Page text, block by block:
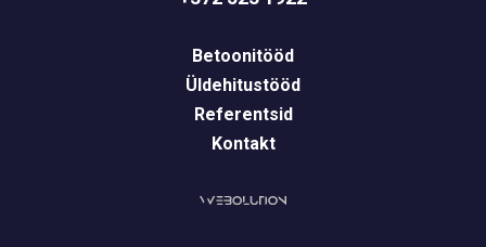
Betoonitööd
Üldehitustööd
Referentsid
Kontakt